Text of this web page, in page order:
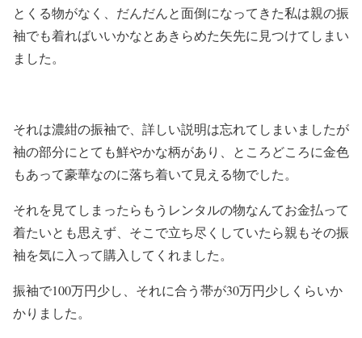
とくる物がなく、だんだんと面倒になってきた私は親の振
袖でも着ればいいかなとあきらめた矢先に見つけてしまい
ました。
それは濃紺の振袖で、詳しい説明は忘れてしまいましたが
袖の部分にとても鮮やかな柄があり、ところどころに金色
もあって豪華なのに落ち着いて見える物でした。
それを見てしまったらもうレンタルの物なんてお金払って
着たいとも思えず、そこで立ち尽くしていたら親もその振
袖を気に入って購入してくれました。
振袖で100万円少し、それに合う帯が30万円少しくらいか
かりました。